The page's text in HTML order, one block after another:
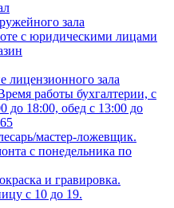
зала
с юридическими лицами
лицензионного зала
работы бухгалтерии, с
до 18:00, обед с 13:00 до
мастер-ложевщик.
с понедельника по
и гравировка.
с 10 до 19.